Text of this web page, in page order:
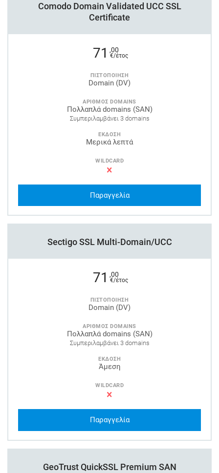
Comodo Domain Validated UCC SSL
Certificate
71 ,00
€/έτος
ΠΙΣΤΟΠΟΙΗΣΗ
Domain (DV)
ΑΡΙΘΜΟΣ DOMAINS
Πολλαπλά domains (SAN)
Συμπεριλαμβάνει 3 domains
ΕΚΔΟΣΗ
Μερικά λεπτά
WILDCARD
Παραγγελία
Sectigo SSL Multi-Domain/UCC
71 ,00
€/έτος
ΠΙΣΤΟΠΟΙΗΣΗ
Domain (DV)
ΑΡΙΘΜΟΣ DOMAINS
Πολλαπλά domains (SAN)
Συμπεριλαμβάνει 3 domains
ΕΚΔΟΣΗ
Άμεση
WILDCARD
Παραγγελία
GeoTrust QuickSSL Premium SAN